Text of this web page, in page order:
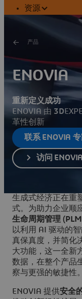
资源
产品
ENOVIA
重新定义成功
ENOVIA 由 3D
革性创新
联系 ENOVIA
访问
生成式经济正在重
式。为助力企业顺
生命周期管理
以利用 AI 驱动的
真保真度，并简化
大功能，这一全新
数据，在整个产品
察与更强的敏捷性。
ENOVIA 提供安全